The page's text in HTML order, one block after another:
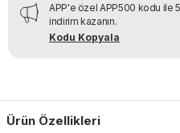
APP'e özel APP500 kodu ile
indirim kazanın.
Kodu Kopyala
Ürün Özellikleri